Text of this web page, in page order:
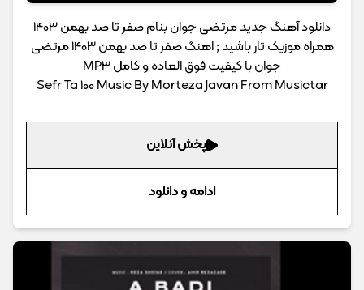
دانلود آهنگ جدید مرتضی جوان بنام صفر تا صد بهمن 1403
همراه موزیک تار باشید ; اهنگ صفر تا صد بهمن 1403 مرتضی
جوان با کیفیت فوق العاده و کامل MP3
Sefr Ta 100 Music By Morteza Javan From Musictar
پخش آنلاین
ادامه و دانلود